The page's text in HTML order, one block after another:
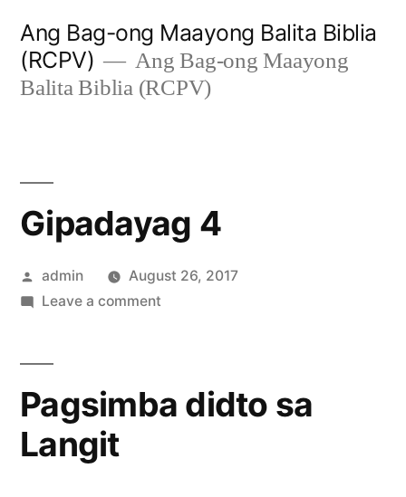
content
Ang Bag-ong Maayong Balita Biblia
(RCPV)
Ang Bag-ong Maayong
Balita Biblia (RCPV)
Gipadayag 4
Posted
by
admin
August 26, 2017
Leave a commenton
Pagsimba didto sa
Langit